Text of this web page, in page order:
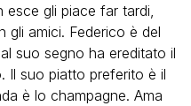
gli piace far tardi,
gli amici. Federico è del
suo segno ha ereditato il
Il suo piatto preferito è il
è lo champagne. Ama